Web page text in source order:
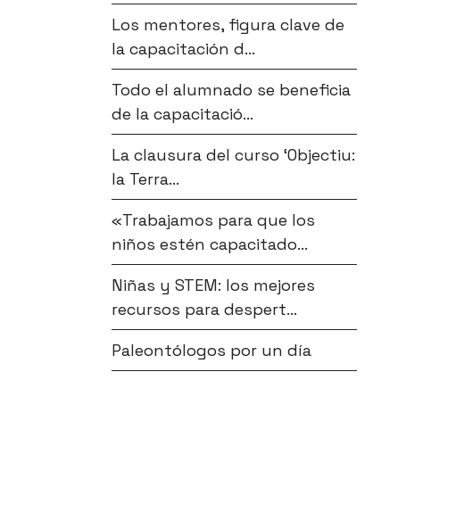
Los mentores, figura clave de
la capacitación d...
Todo el alumnado se beneficia
de la capacitació...
La clausura del curso ‘Objectiu:
la Terra...
«Trabajamos para que los
niños estén capacitado...
Niñas y STEM: los mejores
recursos para despert...
Paleontólogos por un día